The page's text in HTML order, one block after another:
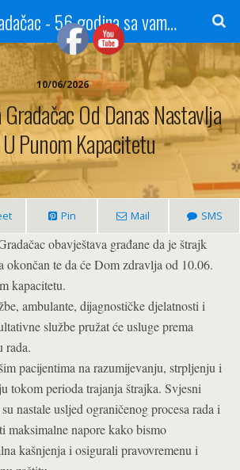
Radio Gradačac - 56 godina sa vama...
10/06/2026
Od Danas Nastavlja
Punom Kapacitetu
Pin Mail SMS
obavještava građane da je štrajk
okončan te da će Dom zdravlja od 10.06.
kapacitetu.
ambulante, dijagnostičke djelatnosti i
službe pružat će usluge prema
rada.
pacijentima na razumijevanju, strpljenju i
tokom perioda trajanja štrajka. Svjesni
nastale usljed ograničenog procesa rada i
maksimalne napore kako bismo
kašnjenja i osigurali pravovremenu i